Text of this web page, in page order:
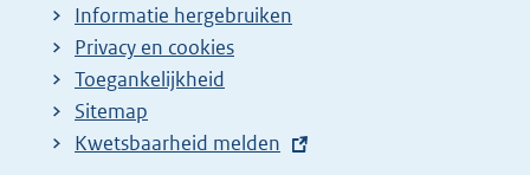
Informatie hergebruiken
Privacy en cookies
Toegankelijkheid
Sitemap
E
Kwetsbaarheid melden